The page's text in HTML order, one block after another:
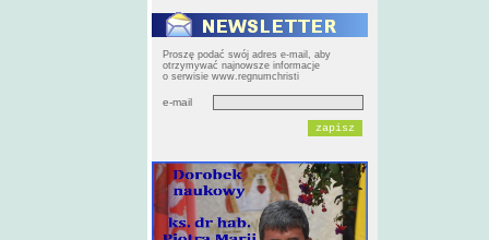
Proszę podać swój adres e-mail, aby
otrzymywać najnowsze informacje
o serwisie www.regnumchristi
e-mail